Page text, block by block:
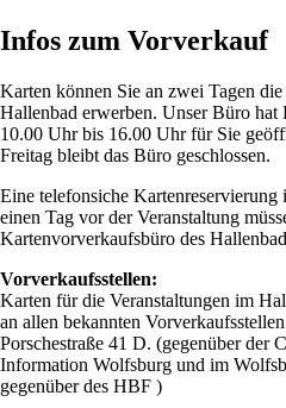
Infos zum Vorverkauf
Karten können Sie an zwei Tagen
Hallenbad erwerben. Unser Büro hat
10.00 Uhr bis 16.00 Uhr für Sie
Freitag bleibt das Büro geschlossen.
Eine telefonsiche Kartenreservierung
einen Tag vor der Veranstaltung
Kartenvorverkaufsbüro des
Vorverkaufsstellen:
Karten für die Veranstaltungen im
an allen bekannten
Porschestraße 41 D. (gegenüber der
Information Wolfsburg und im
gegenüber des HBF )